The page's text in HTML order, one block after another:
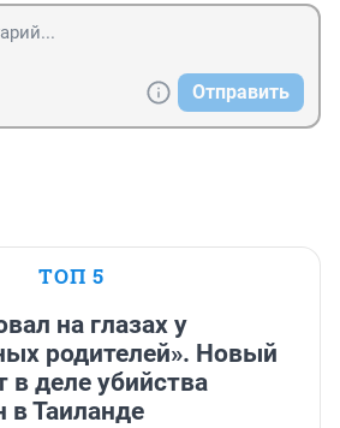
Отправить
ТОП 5
на глазах у
родителей». Новый
в деле убийства
в Таиланде